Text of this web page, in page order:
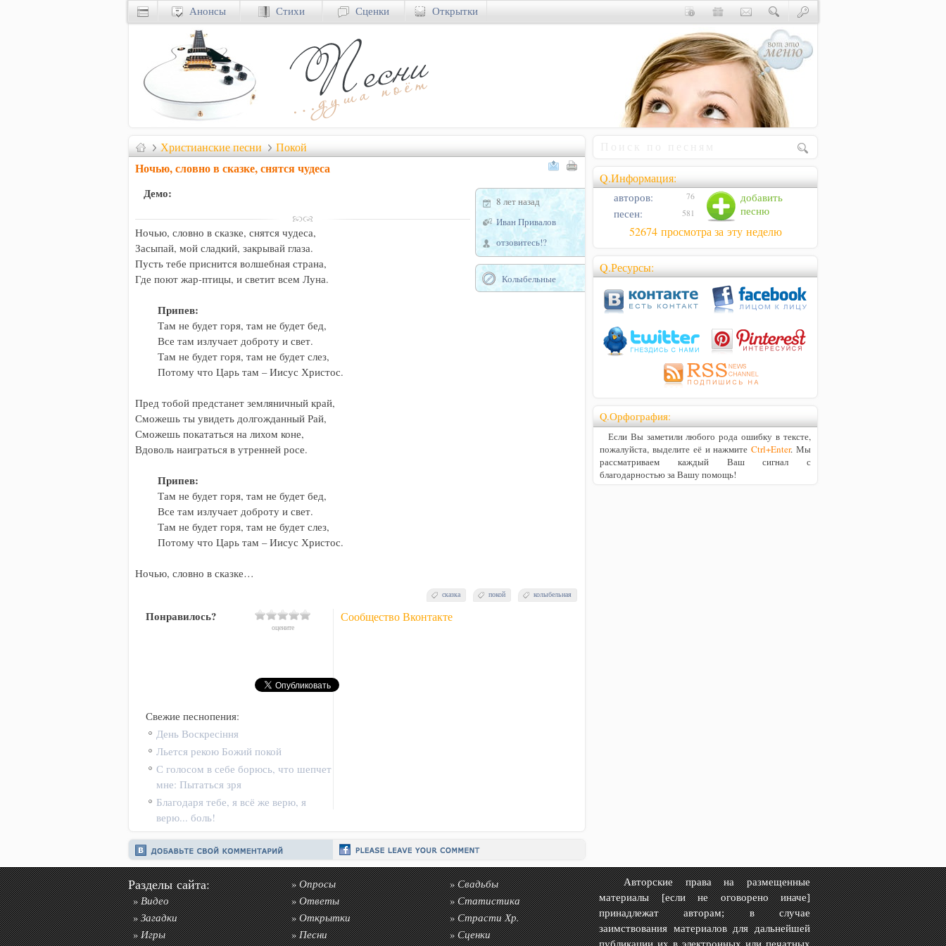
Христианские песни Покой
Ночью, словно в сказке, снятся чудеса
8 лет назад
Иван Привалов
отзовитесь!?
Колыбельные
Демо:
Ночью, словно в сказке, снятся чудеса,
Засыпай, мой сладкий, закрывай глаза.
Пусть тебе приснится волшебная страна,
Где поют жар-птицы, и светит всем Луна.
Припев:
Пред тобой предстанет земляничный край,
Сможешь ты увидеть долгожданный Рай,
Сможешь покататься на лихом коне,
Вдоволь наиграться в утренней росе.
Припев:
Ночью, словно в сказке…
колыбельная
покой
сказка
Сообщество Вконтакте
Понравилось?
оцените
Свежие песнопения:
День Воскресіння
Льется рекою Божий покой
С голосом в себе борюсь, что шепчет
мне: Пытаться зря
Благодаря тебе, я всё же верю, я
верю... боль!
Q.Информация:
добавить
песню
авторов: 76
песен: 581
52674 просмотра за эту неделю
Q.Ресурсы:
Q.Орфография:
Если Вы заметили любого рода ошибку в тексте,
пожалуйста, выделите её и нажмитеCtrl+Enter. Мы
рассматриваем каждый Ваш сигнал с
благодарностью за Вашу помощь!
Анонсы Стихи Сценки Открытки
Разделы сайта:
»Видео
»Загадки
»Игры
»Опросы
»Ответы
»Открытки
»Песни
»Свадьбы
»Статистика
»Страсти Хр.
»Сценки
Авторские права на размещенные
материалы [если не оговорено иначе]
принадлежат авторам; в случае
заимствования материалов для дальнейшей
публикации их в электронных или печатных